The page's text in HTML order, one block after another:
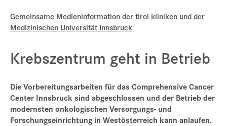
Krankenversorgung
Internationales
Events
Presse
Gemeinsame Medieninformation der tirol kliniken und der
Medizinischen Universität Innsbruck
Krebszentrum geht in Betrieb
Die Vorbereitungsarbeiten für das Comprehensive Cancer
Center Innsbruck sind abgeschlossen und der Betrieb der
modernsten onkologischen Versorgungs- und
Forschungseinrichtung in Westösterreich kann anlaufen.